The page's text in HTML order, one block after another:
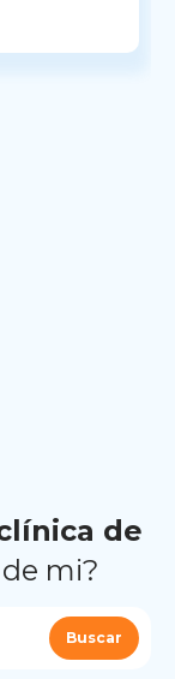
de
mi?
Buscar